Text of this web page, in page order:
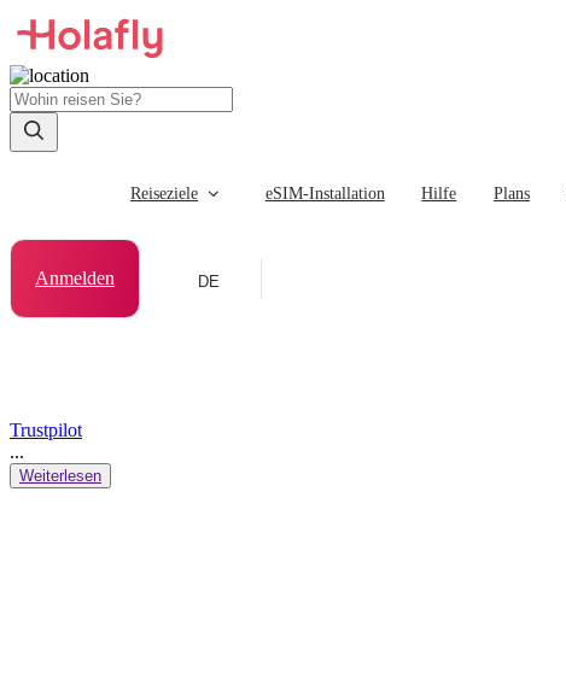
Reiseziele eSIM-Installation Hilfe Plans
Anmelden DE
Trustpilot
...
Weiterlesen